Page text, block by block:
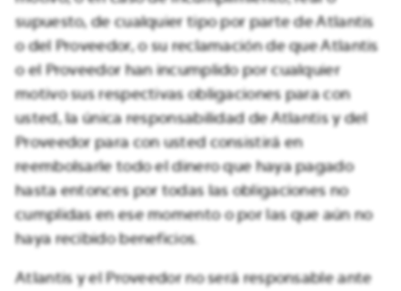
supuesto, de cualquier tipo por parte de Atlantis
o del Proveedor, o su reclamación de que Atlantis
o el Proveedor han incumplido por cualquier
motivo sus respectivas obligaciones para con
usted, la única responsabilidad de Atlantis y del
Proveedor para con usted consistirá en
reembolsarle todo el dinero que haya pagado
hasta entonces por todas las obligaciones no
cumplidas en ese momento o por las que aún no
haya recibido beneficios.
Atlantis y el Proveedor no será responsable ante